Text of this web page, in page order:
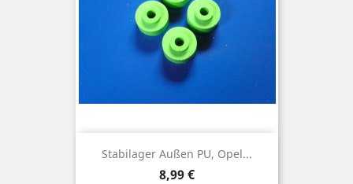
Stabilager Außen PU, Opel...
Preis
8,99 €